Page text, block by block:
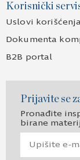
Korisnički
Uslovi
Dokumenta
B2B portal
Prijavite se
Pronađite
birane